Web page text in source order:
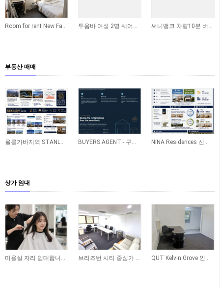
Room for rent New Farm 투움바 여성 2명 쉐어룸 구해요 써니뱅크 차량10분 버스12분 칼럼베일 쉐어생구합니다
부동산 매매
울릉가바지역 STANLEY 신축아파트 BUYERS AGENT - 구매 - 레노베이션 - 렌트관리 ONE STOP SERVICE NINA Residences 신축 프로젝트(Caboolture)
상가 임대
미용실 자리 임대합니다 - Yeronga 브리즈번 시티 중심가 사무실 공간 임대합니다 QUT Kelvin Grove 인근 오피스 공간 임대합니다